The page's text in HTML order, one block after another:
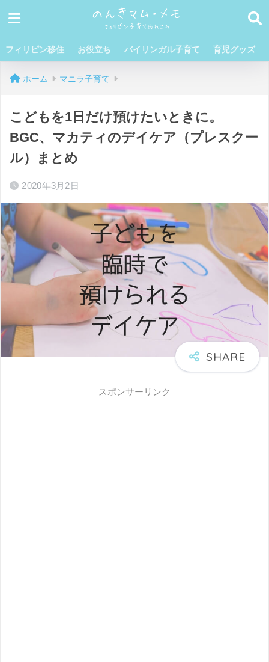
フィリピン移住 お役立ち バイリンガル子育て 育児グッズ
ホーム マニラ子育て
こどもを1日だけ預けたいときに。
BGC、マカティのデイケア（プレスクー
ル）まとめ
2020年3月2日
スポンサーリンク